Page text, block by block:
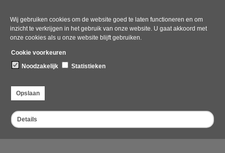
Wij gebruiken cookies om de website goed te laten functioneren en om
inzicht te verkrijgen in het gebruik van onze website. U gaat akkoord met
onze cookies als u onze website blijft gebruiken.
Cookie voorkeuren
Noodzakelijk
Statistieken
Opslaan
Details
Bodem en wonen
Bodemenergie
Bodemloket
Melding bodemverontreiniging
Terug naar thema's